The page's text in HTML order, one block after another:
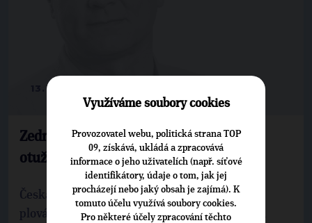
13. 10. 2017
Zedník: Biokoupaliště by sloužilo i
otužilcům
Česká Třebová - Bývalou a dnes už zchátralou
plovárnu v Křivolíku chce radnice proměnit na
Využíváme soubory cookies
Provozovatel webu, politická strana TOP
09, získává, ukládá a zpracovává
informace o jeho uživatelích (např. síťové
identifikátory, údaje o tom, jak jej
procházejí nebo jaký obsah je zajímá). K
tomuto účelu využívá soubory cookies.
Pro některé účely zpracování těchto